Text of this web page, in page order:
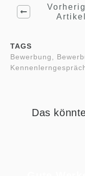
Artikel
TAGS
Bewerbung,
Das